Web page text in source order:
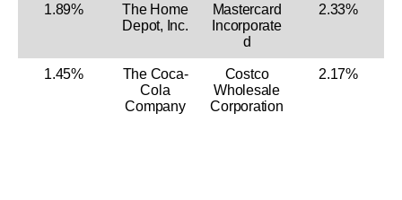
1.89%
The Home
Depot, Inc.
Mastercard
Incorporate
d
2.33%
1.45%
The Coca-
Cola
Company
Costco
Wholesale
Corporation
2.17%